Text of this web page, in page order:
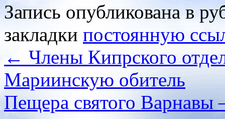
Запись опубликована в
закладки постоянную
← Члены Кипрского
Мариинскую обитель
Пещера святого Варнавы